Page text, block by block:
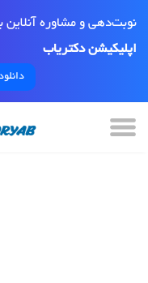
نوبت‌دهی و مشاوره
اپلیکیشن دکتریاب